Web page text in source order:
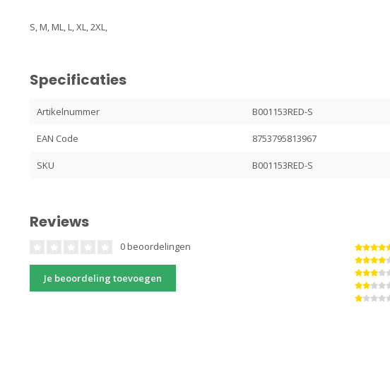
S, M, ML, L, XL, 2XL,
Specificaties
Artikelnummer B001153RED-S
EAN Code 8753795813967
SKU B001153RED-S
Reviews
0 beoordelingen
Je beoordeling toevoegen